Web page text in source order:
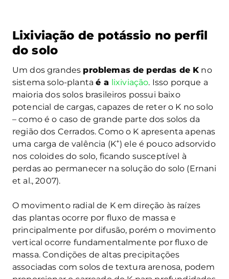
Lixiviação de potássio no perfil
do solo
Um dos grandes problemas de perdas de K no
sistema solo-plantaé a lixiviação. Isso porque a
maioria dos solos brasileiros possui baixo
potencial de cargas, capazes de reter o K no solo
– como é o caso de grande parte dos solos da
região dos Cerrados. Como o K apresenta apenas
uma carga de valência (K+) ele é pouco adsorvido
nos coloides do solo, ficando susceptível à
perdas ao permanecer na solução do solo (Ernani
et al., 2007).
O movimento radial de K em direção às raízes
das plantas ocorre por fluxo de massa e
principalmente por difusão, porém o movimento
vertical ocorre fundamentalmente por fluxo de
massa. Condições de altas precipitações
associadas com solos de textura arenosa, podem